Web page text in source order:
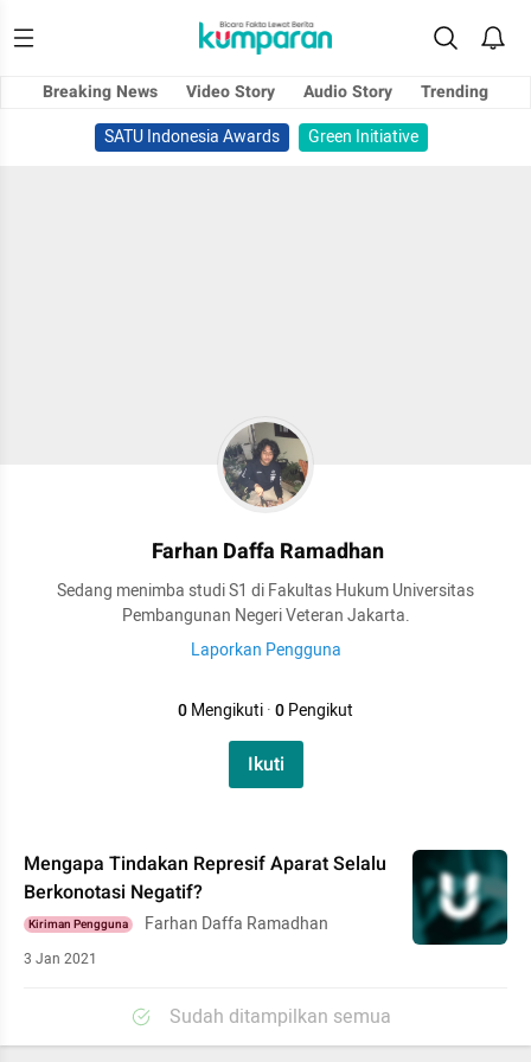
Breaking News Video Story Audio Story
Trending
SATU Indonesia Awards
Green Initiative
Farhan Daffa Ramadhan
Sedang menimba studi S1 di Fakultas Hukum Universitas
Pembangunan Negeri Veteran Jakarta.
Laporkan Pengguna
0Mengikuti·0Pengikut
Ikuti
Mengapa Tindakan Represif Aparat Selalu
Berkonotasi Negatif?
Kiriman Pengguna Farhan Daffa Ramadhan
3 Jan 2021
Sudah ditampilkan semua